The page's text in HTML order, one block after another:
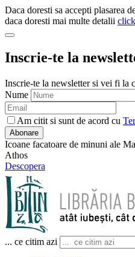
Daca doresti sa accepti plasarea
daca doresti mai multe detalii
Inscrie-te la
Inscrie-te la newsletter si vei fi la
Nume
Am citit si sunt de acord cu
Abonare
Icoane facatoare de minuni ale
Athos
Descopera
... ce citim azi